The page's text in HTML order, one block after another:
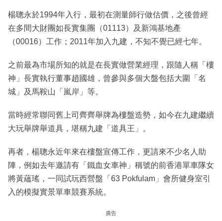
楊聰永於1994年入行，最初在測量師行做估價，之後曾經
在多間大財團如長實集團（01113）及新鴻基地產
（00016）工作；2011年加入九建，不知不覺已經七年。
之前最為市場所知的就是在長實做營業經理，跟隨人稱「樓
神」長實執行董事趙國雄，曾參與多個大盤包括大圍「名
城」及馬鞍山「嵐岸」等。
當時經常聯同舊上司齊齊舉牌為樓盤造勢，如今在九建繼續
大玩舉牌舉道具，堪稱九建「道具王」。
再者，楊聰永近年來在樓盤宣傳工作，更請來不少名人助
陣，例如去年邀請有「鐵血女車神」稱號的前香港單車隊女
將黃蘊瑤，一同試玩西營盤「63 Pokfulam」會所健身室引
入的模擬實景單車競賽系統。
廣告